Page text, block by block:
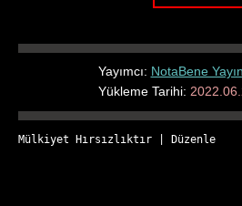
Yayımcı: NotaBene
Yükleme Tarihi:
Mülkiyet Hırsızlıktır Düzenle